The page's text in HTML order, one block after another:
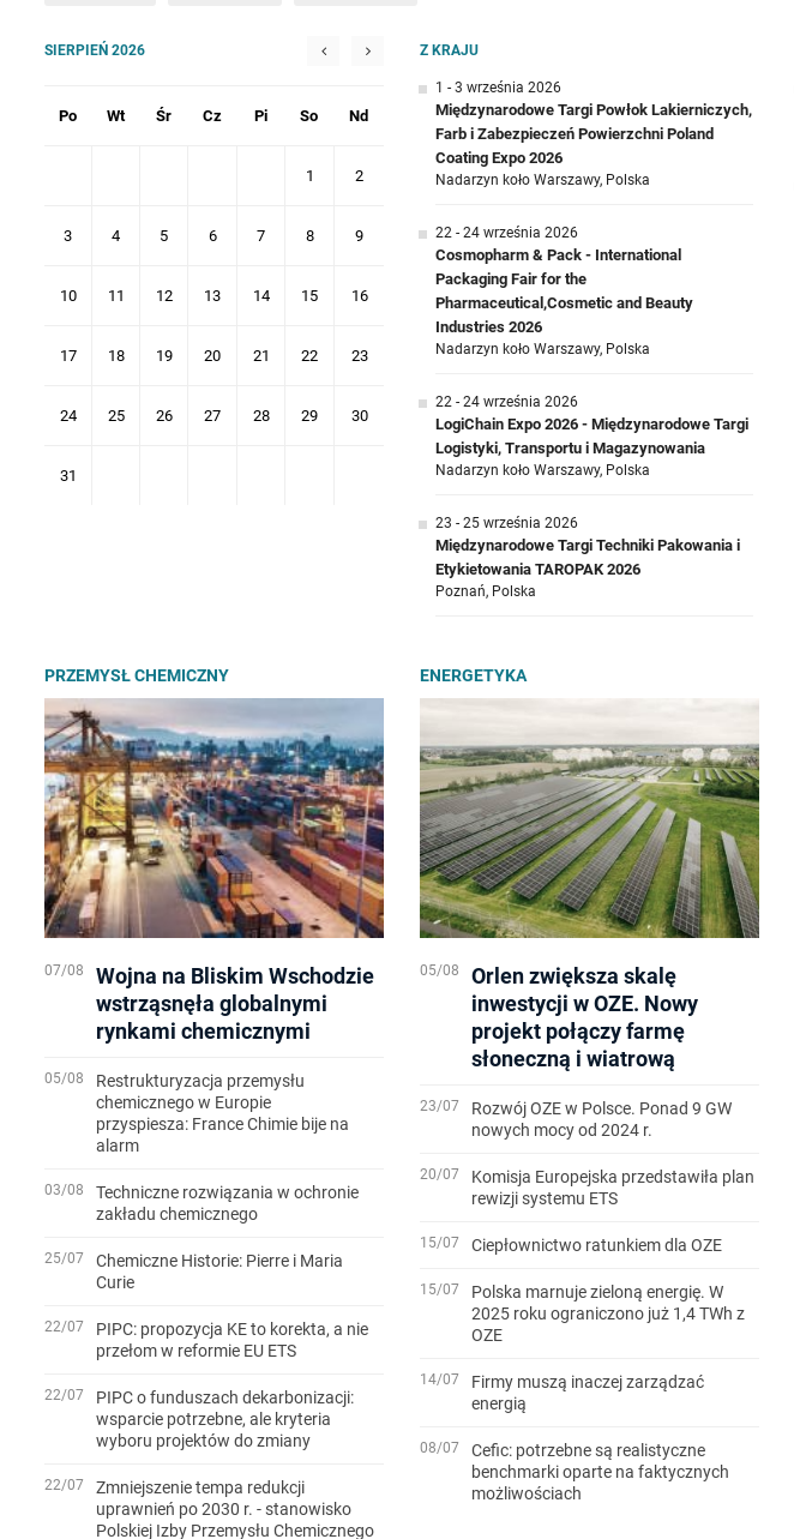
SIERPIEŃ 2026
Po Wt Śr Cz Pi So Nd
1 2
3 4 5 6 7 8 9
10 11 12 13 14 15 16
17 18 19 20 21 22 23
24 25 26 27 28 29 30
31
Z KRAJU
1 - 3 września 2026
Międzynarodowe Targi Powłok Lakierniczych,
Farb i Zabezpieczeń Powierzchni Poland
Coating Expo 2026
Nadarzyn koło Warszawy, Polska
22 - 24 września 2026
Cosmopharm & Pack - International
Packaging Fair for the
Pharmaceutical,Cosmetic and Beauty
Industries 2026
Nadarzyn koło Warszawy, Polska
22 - 24 września 2026
LogiChain Expo 2026 - Międzynarodowe Targi
Logistyki, Transportu i Magazynowania
Nadarzyn koło Warszawy, Polska
23 - 25 września 2026
Międzynarodowe Targi Techniki Pakowania i
Etykietowania TAROPAK 2026
Poznań, Polska
PRZEMYSŁ CHEMICZNY
07/08
Wojna na Bliskim Wschodzie
wstrząsnęła globalnymi
rynkami chemicznymi
05/08
Restrukturyzacja przemysłu
chemicznego w Europie
przyspiesza: France Chimie bije na
alarm
03/08
Techniczne rozwiązania w ochronie
zakładu chemicznego
25/07
Chemiczne Historie: Pierre i Maria
Curie
22/07
PIPC: propozycja KE to korekta, a nie
przełom w reformie EU ETS
22/07
PIPC o funduszach dekarbonizacji:
wsparcie potrzebne, ale kryteria
wyboru projektów do zmiany
22/07
Zmniejszenie tempa redukcji
uprawnień po 2030 r. - stanowisko
Polskiej Izby Przemysłu Chemicznego
ENERGETYKA
05/08
Orlen zwiększa skalę
inwestycji w OZE. Nowy
projekt połączy farmę
słoneczną i wiatrową
23/07
Rozwój OZE w Polsce. Ponad 9 GW
nowych mocy od 2024 r.
20/07
Komisja Europejska przedstawiła plan
rewizji systemu ETS
15/07 Ciepłownictwo ratunkiem dla OZE
15/07
Polska marnuje zieloną energię. W
2025 roku ograniczono już 1,4 TWh z
OZE
14/07
Firmy muszą inaczej zarządzać
energią
08/07
Cefic: potrzebne są realistyczne
benchmarki oparte na faktycznych
możliwościach